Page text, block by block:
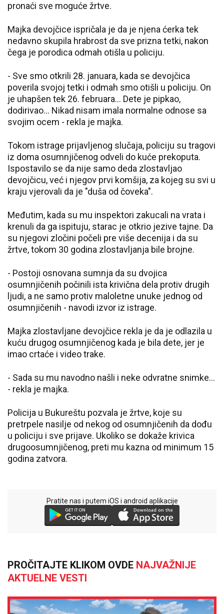
pronaći sve moguće žrtve.
Majka devojčice ispričala je da je njena ćerka tek
nedavno skupila hrabrost da sve prizna tetki, nakon
čega je porodica odmah otišla u policiju.
- Sve smo otkrili 28. januara, kada se devojčica
poverila svojoj tetki i odmah smo otišli u policiju. On
je uhapšen tek 26. februara... Dete je pipkao,
dodirivao... Nikad nisam imala normalne odnose sa
svojim ocem - rekla je majka.
Tokom istrage prijavljenog slučaja, policiju su tragovi
iz doma osumnjičenog odveli do kuće prekoputa.
Ispostavilo se da nije samo deda zlostavljao
devojčicu, već i njegov prvi komšija, za kojeg su svi u
kraju vjerovali da je "duša od čoveka".
Međutim, kada su mu inspektori zakucali na vrata i
krenuli da ga ispituju, starac je otkrio jezive tajne. Da
su njegovi zločini počeli pre više decenija i da su
žrtve, tokom 30 godina zlostavljanja bile brojne.
- Postoji osnovana sumnja da su dvojica
osumnjičenih počinili ista krivična dela protiv drugih
ljudi, a ne samo protiv maloletne unuke jednog od
osumnjičenih - navodi izvor iz istrage.
Majka zlostavljane devojčice rekla je da je odlazila u
kuću drugog osumnjičenog kada je bila dete, jer je
imao crtaće i video trake.
- Sada su mu navodno našli i neke odvratne snimke...
- rekla je majka.
Policija u Bukureštu pozvala je žrtve, koje su
pretrpele nasilje od nekog od osumnjičenih da dođu
u policiju i sve prijave. Ukoliko se dokaže krivica
drugoosumnjičenog, preti mu kazna od minimum 15
godina zatvora.
Pratite nas i putem iOS i android aplikacije
PROČITAJTE KLIKOM OVDE NAJVAŽNIJE
AKTUELNE VESTI